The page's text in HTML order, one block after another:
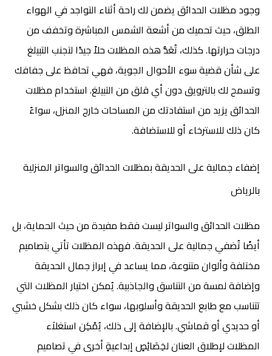
وجود مظلات الحدائق يضمن لك راحة أثناء التواجد في الهواء
الطلق، حيث تحميك من أشعة الشمس المباشرة وتخفف من
درجات حرارتها. كذلك، تُعَدُّ هذه المظلات حلاً جيدًا لتجنب التبيلغ
على شأن قضية سوء الأحوال الجوية، فهي تحافظ على جفافك
وتسمح لك بالترويق دون أي قلق من التبيلغ. استخدام مظلات
الحدائق يزيد من استفادتك من المساحات خارج المنزل، سواءً
كان ذلك للاسترخاء أو للاستضافة.
إضفاء جمالية على الحديقة بمظلات الحدائق والسواتر المنزلية
بالرياض
مظلات الحدائق والسواتر ليست فقط مفيدة من حيث الحماية، بل
أيضًا تُضفي جمالية على الحديقة. فهذه المظلات تأتي بتصاميم
مختلفة وألوان متنوعة، مما يساعد في إبراز جمال الحديقة
وإضافة لمسة من التناسق والجاذبية. يُمكن اختيار المظلات التي
تتناسب مع طابع الحديقة وأسلوبها، سواء كان ذلك بشكل خشبي
أو حديدي أو قماشي. بالإضافة إلى ذلك، يُمْكِن استغلاَء
المظلات لإطلاق العنان لخِصَائِصٍ إبداعيةٍ أخرى في تصاميم